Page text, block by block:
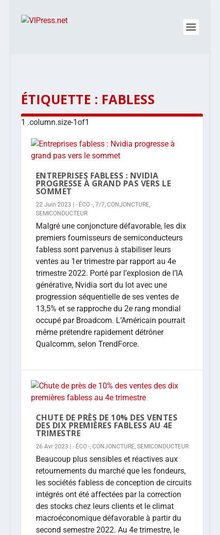
ÉTIQUETTE : FABLESS
ENTREPRISES FABLESS : NVIDIA
PROGRESSE À GRAND PAS VERS LE
SOMMET
22 Juin 2023 - ÉCO -, 7/7, CONJONCTURE,
SEMICONDUCTEUR
Malgré une conjoncture défavorable, les dix
premiers fournisseurs de semiconducteurs
fabless sont parvenus à stabiliser leurs
ventes au 1er trimestre par rapport au 4e
trimestre 2022. Porté par l’explosion de l’IA
générative, Nvidia sort du lot avec une
progression séquentielle de ses ventes de
13,5% et se rapproche du 2e rang mondial
occupé par Broadcom. L’Américain pourrait
même prétendre rapidement détrôner
Qualcomm, selon TrendForce.
CHUTE DE PRÈS DE 10% DES VENTES
DES DIX PREMIÈRES FABLESS AU 4E
TRIMESTRE
26 Avr 2023 - ÉCO -, CONJONCTURE, SEMICONDUCTEUR
Beaucoup plus sensibles et réactives aux
retournements du marché que les fondeurs,
les sociétés fabless de conception de circuits
intégrés ont été affectées par la correction
des stocks chez leurs clients et le climat
macroéconomique défavorable à partir du
second semestre 2022. Au 4e trimestre, le